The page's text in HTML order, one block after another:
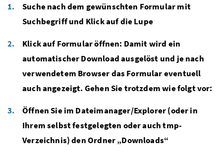
Suche nach dem gewünschten Formular mit
Suchbegriff und Klick auf die Lupe
Klick auf Formular öffnen: Damit wird ein
automatischer Download ausgelöst und je nach
verwendetem Browser das Formular eventuell
auch angezeigt. Gehen Sie trotzdem wie folgt vor:
Öffnen Sie im Dateimanager/Explorer (oder in
Ihrem selbst festgelegten oder auch tmp-
Verzeichnis) den Ordner „Downloads“